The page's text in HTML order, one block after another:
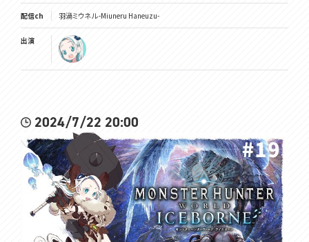
配信ch 羽渦ミウネル -Miuneru Haneuzu-
出演
2024/7/22 20:00